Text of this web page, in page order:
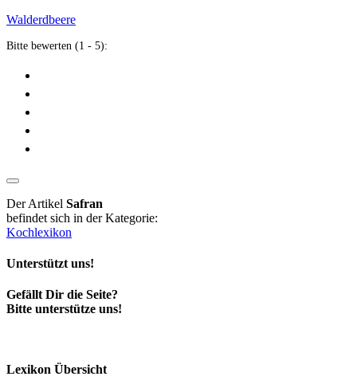
Walderdbeere
Bitte bewerten (1 - 5):
Der Artikel Safran
befindet sich in der Kategorie:
Kochlexikon
Unterstützt uns!
Gefällt Dir die Seite?
Bitte unterstütze uns!
Lexikon Übersicht